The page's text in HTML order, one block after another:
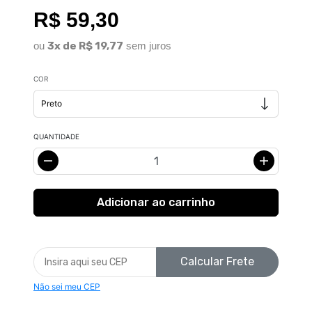
R$ 59,30
ou 3x de R$ 19,77 sem juros
COR
QUANTIDADE
Calcular Frete
Não sei meu CEP